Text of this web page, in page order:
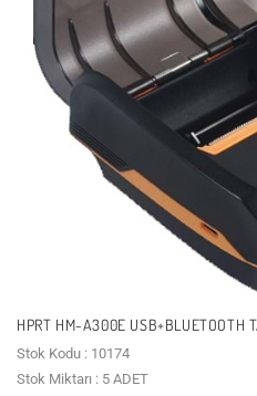
HPRT HM-A300E USB+BLUETOOTH
Stok Kodu : 10174
Stok Miktarı : 5 ADET